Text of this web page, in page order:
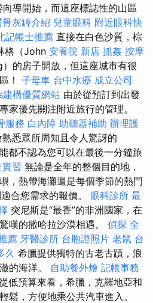
導開始，而這座標誌性的山區
灰罈介紹 兒童眼科 附近眼科快
記帳士推薦 直接在白色沙質，棕
格（John 安養院 新店 抓姦 按摩
的房子開放，但這座城市有很
！ 子母車 台中水療 成立公司
構優質網站 由於從預訂到出發
家優先關注附近旅行的管理。
服務 白內障 助聽器補助 辦理護
悉眾所周知且令人驚訝的
都不認為您可以在最後一分鐘旅
習 無論是全年的整個目的地，
，熱帶海灘還是每個季節的熱門
合您需求的報價。 眼科診所 最
突尼斯是“最香”的非洲國家，在
嘆的撒哈拉沙漠相遇。 偵探 全
薦 牙醫診所 台胞證照片 老鼠 台
久 希臘提供獨特的古老古蹟，浪
的海洋。 自助餐外燴 記帳事務
低預算來看，希臘，克羅地亞和
鬆，方便地乘公共汽車進入。